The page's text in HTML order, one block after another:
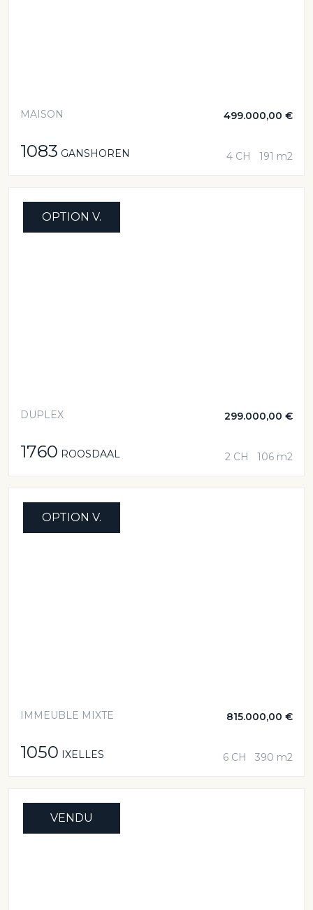
MAISON 499.000,00 €
1083 GANSHOREN 4 CH 191 m2
OPTION V.
DUPLEX 299.000,00 €
1760 ROOSDAAL 2 CH 106 m2
OPTION V.
IMMEUBLE MIXTE 815.000,00 €
1050 IXELLES 6 CH 390 m2
VENDU